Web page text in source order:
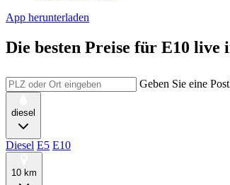
App herunterladen
Die besten Preise für E10 live
Geben Sie eine
diesel
Diesel E5 E10
10 km